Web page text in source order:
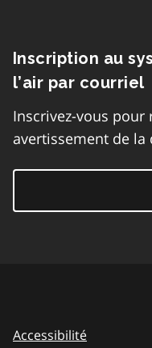
Inscription au
l’air par courriel
Inscrivez-vous pour
avertissement de la
Accessibilité